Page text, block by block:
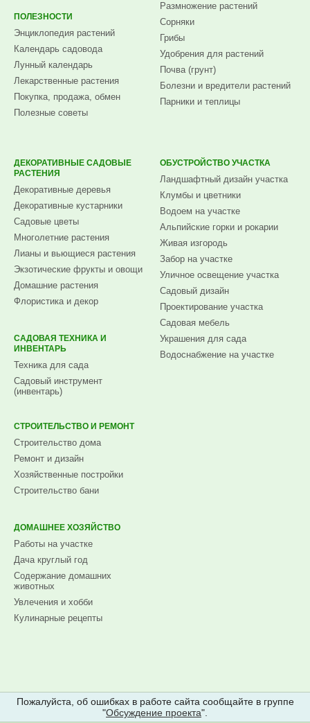
ПОЛЕЗНОСТИ
Энциклопедия растений
Календарь садовода
Лунный календарь
Лекарственные растения
Покупка, продажа, обмен
Полезные советы
Размножение растений
Сорняки
Грибы
Удобрения для растений
Почва (грунт)
Болезни и вредители растений
Парники и теплицы
ДЕКОРАТИВНЫЕ САДОВЫЕ
РАСТЕНИЯ
Декоративные деревья
Декоративные кустарники
Садовые цветы
Многолетние растения
Лианы и вьющиеся растения
Экзотические фрукты и овощи
Домашние растения
Флористика и декор
САДОВАЯ ТЕХНИКА И
ИНВЕНТАРЬ
Техника для сада
Садовый инструмент
(инвентарь)
ОБУСТРОЙСТВО УЧАСТКА
Ландшафтный дизайн участка
Клумбы и цветники
Водоем на участке
Альпийские горки и рокарии
Живая изгородь
Забор на участке
Уличное освещение участка
Садовый дизайн
Проектирование участка
Садовая мебель
Украшения для сада
Водоснабжение на участке
СТРОИТЕЛЬСТВО И РЕМОНТ
Строительство дома
Ремонт и дизайн
Хозяйственные постройки
Строительство бани
ДОМАШНЕЕ ХОЗЯЙСТВО
Работы на участке
Дача круглый год
Содержание домашних
животных
Увлечения и хобби
Кулинарные рецепты
Пожалуйста, об ошибках в работе сайта сообщайте в группе
"Обсуждение проекта".